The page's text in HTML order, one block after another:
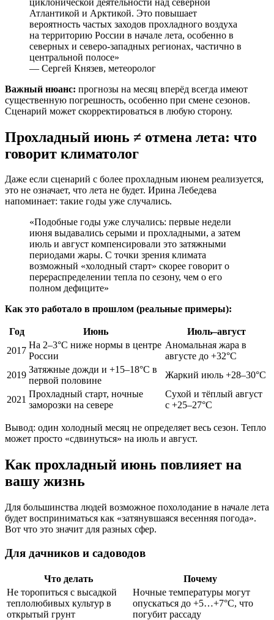
Атлантикой и Арктикой. Это повышает
вероятность частых заходов прохладного воздуха
на территорию России в начале лета, особенно в
северных и северо-западных регионах, частично в
центральной полосе»
— Сергей Князев, метеоролог
Важный нюанс: прогнозы на месяц вперёд всегда имеют
существенную погрешность, особенно при смене сезонов.
Сценарий может скорректироваться в любую сторону.
Прохладный июнь ≠ отмена лета: что
говорит климатолог
Даже если сценарий с более прохладным июнем реализуется,
это не означает, что лета не будет. Ирина Лебедева
напоминает: такие годы уже случались.
«Подобные годы уже случались: первые недели
июня выдавались серыми и прохладными, а затем
июль и август компенсировали это затяжными
периодами жары. С точки зрения климата
возможный «холодный старт» скорее говорит о
перераспределении тепла по сезону, чем о его
полном дефиците»
Как это работало в прошлом (реальные примеры):
Год Июнь
Июль–август
2017
На 2–3°C ниже нормы в центре
России
Аномальная жара в
августе до +32°C
2019
Затяжные дожди и +15–18°C в
первой половине
Жаркий июль +28–30°C
2021
Прохладный старт, ночные
заморозки на севере
Сухой и тёплый август
с +25–27°C
Вывод: один холодный месяц не определяет весь сезон. Тепло
может просто «сдвинуться» на июль и август.
Как прохладный июнь повлияет на
вашу жизнь
Для большинства людей возможное похолодание в начале лета
будет восприниматься как «затянувшаяся весенняя погода».
Вот что это значит для разных сфер.
Для дачников и садоводов
Что делать
Почему
Не торопиться с высадкой
теплолюбивых культур в
открытый грунт
Ночные температуры могут
опускаться до +5…+7°C, что
погубит рассаду